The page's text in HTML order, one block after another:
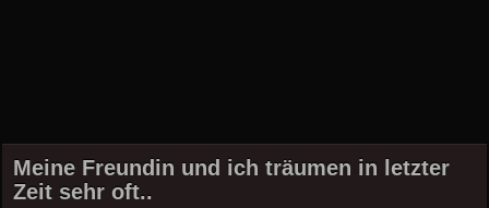
Meine Freundin und ich träumen in letzter
Zeit sehr oft..